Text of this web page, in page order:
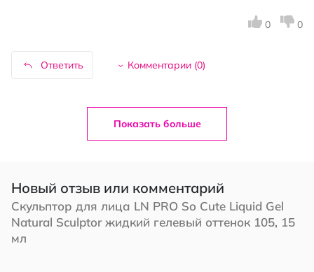
Ответить Комментарии (0)
0 0
Показать больше
Новый отзыв или комментарий
Скульптор для лица LN PRO So Cute Liquid Gel
Natural Sculptor жидкий гелевый оттенок 105, 15
мл